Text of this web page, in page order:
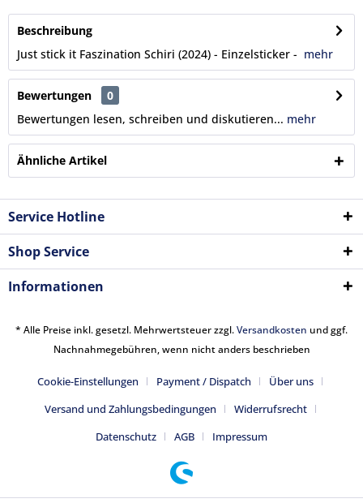
Beschreibung
Just stick it Faszination Schiri (2024) - Einzelsticker - mehr
Bewertungen
0
Bewertungen lesen, schreiben und diskutieren... mehr
Ähnliche Artikel
Service Hotline
Shop Service
Informationen
* Alle Preise inkl. gesetzl. Mehrwertsteuer zzgl.Versandkosten und ggf.
Nachnahmegebühren, wenn nicht anders beschrieben
Cookie-Einstellungen Payment / Dispatch
Über uns
Versand und Zahlungsbedingungen
Widerrufsrecht
Datenschutz
AGB Impressum